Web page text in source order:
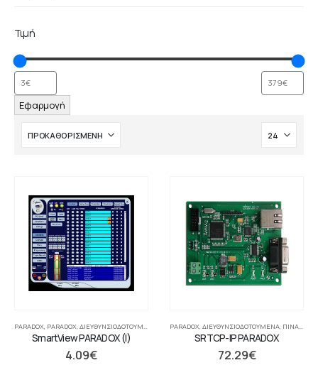
Τιμή
Εφαρμογή
PARADOX, PARADOX, ΔΙΕΥΘΥΝΣΙΟΔΟΤΟΎΜΕΝΑ ΠΊΝΑΚΕΣ,ΠΊΝΑΚΕΣ,ΣΥΜΒΑΤΙΚΆ,ΣΥΣΤΉΜΑΤΑ
SmartView PARADOX (I)
4.09€
PARADOX, ΔΙΕΥΘΥΝΣΙΟΔΟΤΟΎΜΕΝΑ, ΠΊΝΑΚΕΣ
SRTCP-IP PARADOX
72.29€